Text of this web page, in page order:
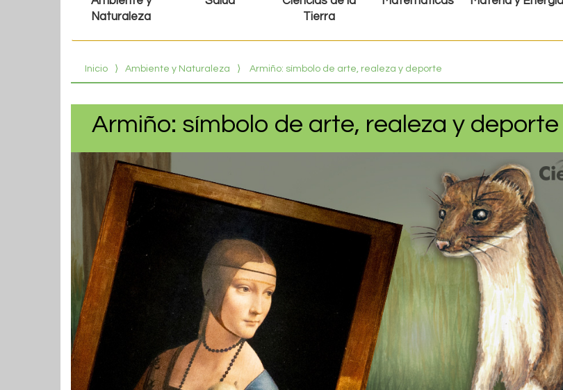
Naturaleza
Tierra
Inicio ⟩ Ambiente y Naturaleza ⟩ Armiño: símbolo de arte, realeza y deporte
Armiño: símbolo de arte, realeza y deporte